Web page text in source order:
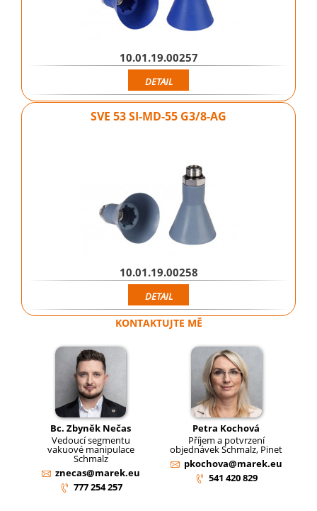
10.01.19.00257
DETAIL
SVE 53 SI-MD-55 G3/8-AG
10.01.19.00258
DETAIL
KONTAKTUJTE MĚ
Bc. Zbyněk Nečas
Vedoucí segmentu
vakuové manipulace
Schmalz
znecas@marek.eu
777 254 257
Petra Kochová
Příjem a potvrzení
objednávek Schmalz, Pinet
pkochova@marek.eu
541 420 829